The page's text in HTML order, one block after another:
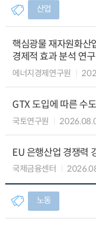
산업
핵심광물 재자원화산
경제적 효과 분석 연구
에너지경제연구원
GTX 도입에 따른 수
국토연구원
EU 은행산업 경쟁력
국제금융센터
노동